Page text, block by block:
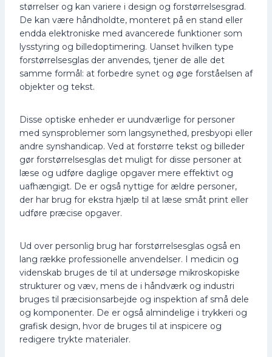
5
k
r
.
.
.
størrelser og kan variere i design og forstørrelsesgrad.
De kan være håndholdte, monteret på en stand eller
endda elektroniske med avancerede funktioner som
lysstyring og billedoptimering. Uanset hvilken type
forstørrelsesglas der anvendes, tjener de alle det
samme formål: at forbedre synet og øge forståelsen af
objekter og tekst.
Disse optiske enheder er uundværlige for personer
med synsproblemer som langsynethed, presbyopi eller
andre synshandicap. Ved at forstørre tekst og billeder
gør forstørrelsesglas det muligt for disse personer at
læse og udføre daglige opgaver mere effektivt og
uafhængigt. De er også nyttige for ældre personer,
der har brug for ekstra hjælp til at læse småt print eller
udføre præcise opgaver.
Ud over personlig brug har forstørrelsesglas også en
lang række professionelle anvendelser. I medicin og
videnskab bruges de til at undersøge mikroskopiske
strukturer og væv, mens de i håndværk og industri
bruges til præcisionsarbejde og inspektion af små dele
og komponenter. De er også almindelige i trykkeri og
grafisk design, hvor de bruges til at inspicere og
redigere trykte materialer.